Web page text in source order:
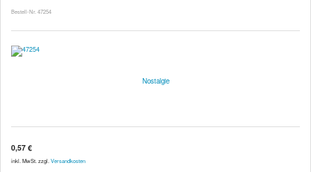
Bestell-Nr. 47254
Nostalgie
0,57 €
inkl. MwSt. zzgl. Versandkosten